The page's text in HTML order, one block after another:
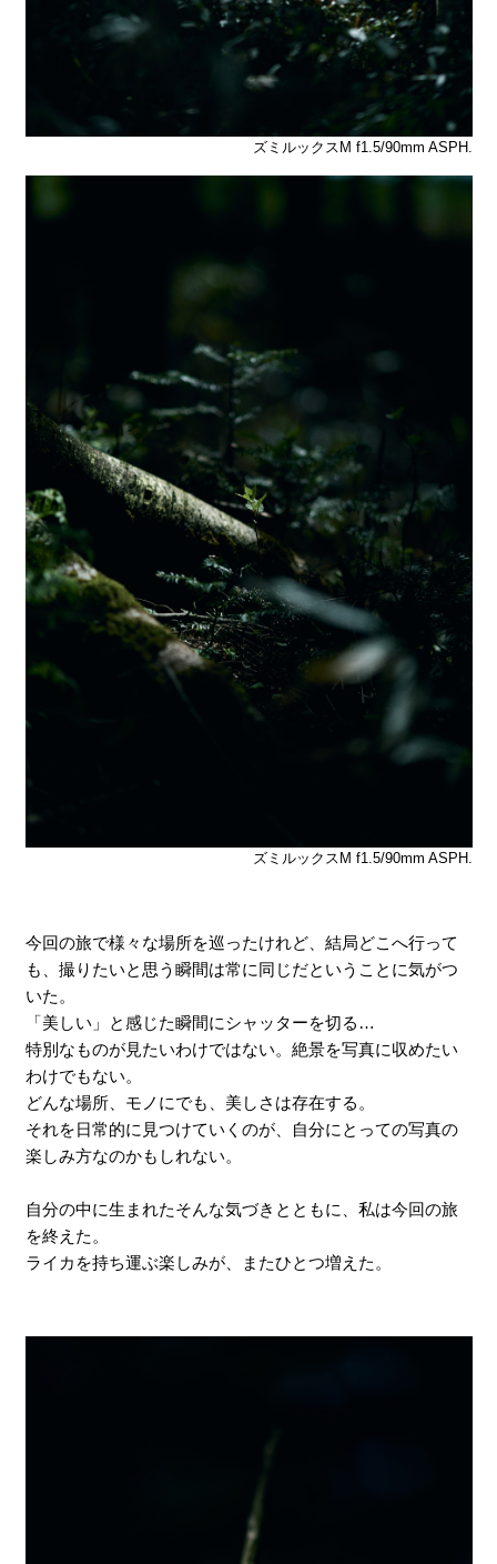
ズミルックスM f1.5/90mm ASPH.
ズミルックスM f1.5/90mm ASPH.
今回の旅で様々な場所を巡ったけれど、結局どこへ行って
も、撮りたいと思う瞬間は常に同じだということに気がつ
いた。
「美しい」と感じた瞬間にシャッターを切る…
特別なものが見たいわけではない。絶景を写真に収めたい
わけでもない。
どんな場所、モノにでも、美しさは存在する。
それを日常的に見つけていくのが、自分にとっての写真の
楽しみ方なのかもしれない。
自分の中に生まれたそんな気づきとともに、私は今回の旅
を終えた。
ライカを持ち運ぶ楽しみが、またひとつ増えた。